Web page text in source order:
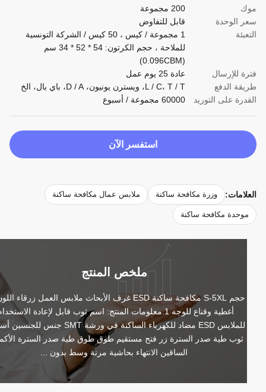
الوحدة
قابل للتفاوض
1 مجموعة / كيس ، 50 كيس / الشركة التونسية
للملاحة ، حجم الكرتون: 54 * 52 * 34 سم
للإرسال
الدفع
L / C، T / T، ويسترن يونيون، D / A، باي بال، الخ
على التوريد
60000 مجموعة / أسبوع
استفسر الآن
وزرة مكافحة ساكنة ملابس عمال مكافحة ساكنة
مكافحة ساكنة
ملخص المنتج
حجم S-5XL مكافحة ساكنة ESD غرف الأبحاث ملابس العمل زرقاء اللون مع
أغطية وقناع للوجه 1.معلومات المنتج: اسم ثوب قابل لإعادة الاستخدام
للملابس ESD مضاد للكهرباء الساكنة في ورشة SMT جنس للجنسين أسلوب
ثوب طية صدر السترة زر فتح مستقيم طوق طوق طية صدر السترة الأكمام /
الساقين الانتهاء بحاشية مرنة وسط بدون ...